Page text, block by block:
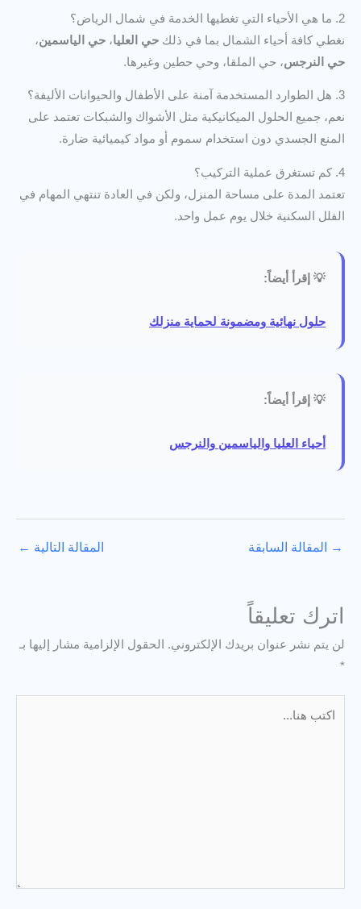
2. ما هي الأحياء التي تغطيها الخدمة في شمال الرياض؟
نغطي كافة أحياء الشمال بما في ذلك حي العليا، حي الياسمين،
حي النرجس، حي الملقا، وحي حطين وغيرها.
3. هل الطوارد المستخدمة آمنة على الأطفال والحيوانات الأليفة؟
نعم، جميع الحلول الميكانيكية مثل الأشواك والشبكات تعتمد على
المنع الجسدي دون استخدام سموم أو مواد كيميائية ضارة.
4. كم تستغرق عملية التركيب؟
تعتمد المدة على مساحة المنزل، ولكن في العادة تنتهي المهام في
الفلل السكنية خلال يوم عمل واحد.
💡 إقرأ أيضاً:
حلول نهائية ومضمونة لحماية منزلك
💡 إقرأ أيضاً:
أحياء العليا والياسمين والنرجس
→ المقالة السابقة المقالة التالية ←
اترك تعليقاً
لن يتم نشر عنوان بريدك الإلكتروني.
الحقول الإلزامية مشار إليها بـ
*